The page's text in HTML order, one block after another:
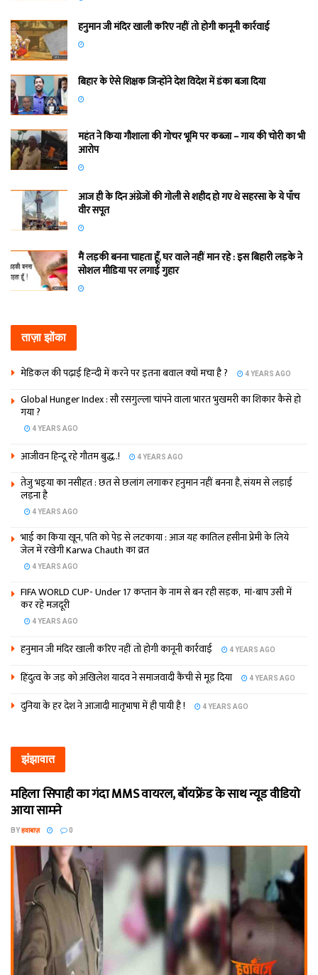
हनुमान जी मंदिर खाली करिए नहीं तो होगी कानूनी कार्रवाई
बिहार के ऐसे शिक्षक जिन्होंने देश विदेश में डंका बजा दिया
महंत ने किया गौशाला की गोचर भूमि पर कब्जा – गाय की चोरी का भी
आरोप
आज ही के दिन अंग्रेजों की गोली से शहीद हो गए थे सहरसा के ये पाँच
वीर सपूत
मैं लड़की बनना चाहता हूँ, घर वाले नहीं मान रहे : इस बिहारी लड़के ने
सोशल मीडिया पर लगाई गुहार
ताज़ा झोंका
मेडिकल की पढ़ाई हिन्‍दी में करने पर इतना बवाल क्‍यों मचा है ? 4 YEARS AGO
Global Hunger Index : सौ रसगुल्‍ला चांपने वाला भारत भुखमरी का शिकार कैसे हो
गया ?
4 YEARS AGO
आजीवन हिन्दू रहे गौतम बुद्ध..! 4 YEARS AGO
तेजु भइया का नसीहत : छत से छलांग लगाकर हनुमान नहीं बनना है, संयम से लड़ाई
लड़ना है
4 YEARS AGO
भाई का किया खून, पति को पेड़ से लटकाया : आज यह कातिल हसीना प्रेमी के लिये
जेल में रखेगी Karwa Chauth का व्रत
4 YEARS AGO
FIFA WORLD CUP- Under 17 कप्‍तान के नाम से बन रही सड़क, मां-बाप उसी में
कर रहे मजदूरी
4 YEARS AGO
हनुमान जी मंदिर खाली करिए नहीं तो होगी कानूनी कार्रवाई 4 YEARS AGO
हिंदुत्व के जड़ को अखिलेश यादव ने समाजवादी कैंची से मूड़ दिया 4 YEARS AGO
दुनिया के हर देश ने आजादी मातृभाषा में ही पायी है ! 4 YEARS AGO
झंझावात
महिला सिपाही का गंदा MMS वायरल, बॉयफ्रेंड के साथ न्यूड वीडियो
आया सामने
BYहवाबाज़ 0